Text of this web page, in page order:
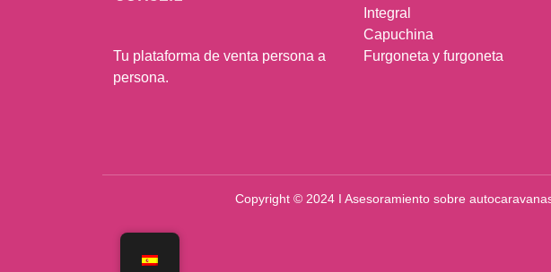
Tu plataforma de venta persona a
persona.
Integral
Capuchina
Furgoneta y furgoneta
Copyright © 2024 I Asesoramiento sobre